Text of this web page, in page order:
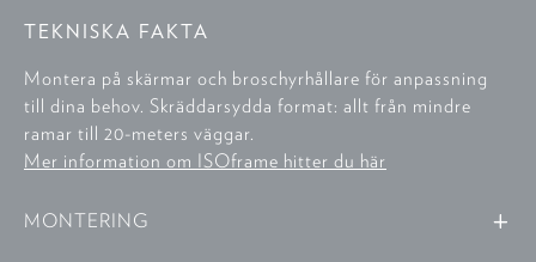
TEKNISKA FAKTA
Montera på skärmar och broschyrhållare för anpassning
till dina behov. Skräddarsydda format: allt från mindre
ramar till 20-meters väggar.
Mer information om ISOframe hitter du här
MONTERING